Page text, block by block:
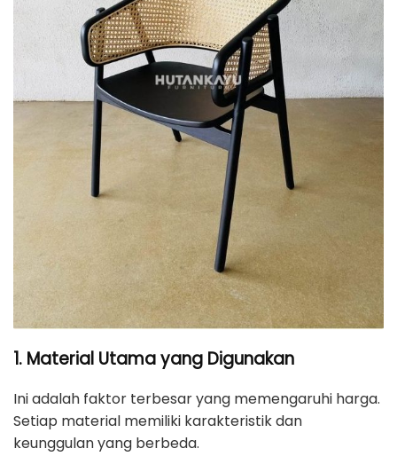
1. Material Utama yang Digunakan
Ini adalah faktor terbesar yang memengaruhi harga.
Setiap material memiliki karakteristik dan
keunggulan yang berbeda.